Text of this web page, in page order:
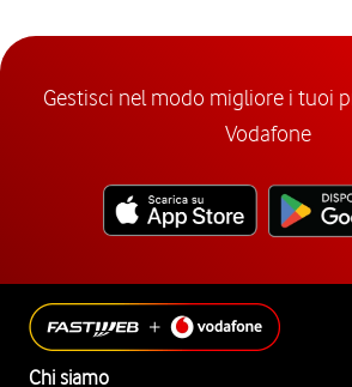
Gestisci nel modo migliore i tuoi
Vodafone
Chi siamo